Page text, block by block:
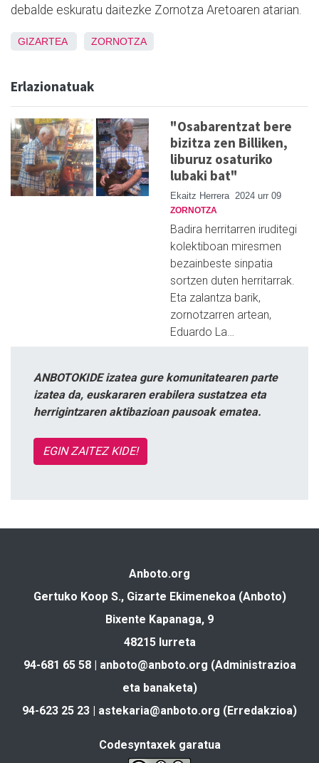
debalde eskuratu daitezke Zornotza Aretoaren atarian.
GIZARTEA ZORNOTZA
Erlazionatuak
"Osabarentzat bere
bizitza zen Billiken,
liburuz osaturiko
lubaki bat"
Ekaitz Herrera 2024 urr 09
ZORNOTZA
Badira herritarren iruditegi
kolektiboan miresmen
bezainbeste sinpatia
sortzen duten herritarrak.
Eta zalantza barik,
zornotzarren artean,
Eduardo La…
ANBOTOKIDE izatea gure komunitatearen parte
izatea da, euskararen erabilera sustatzea eta
herrigintzaren aktibazioan pausoak ematea.
EGIN ZAITEZ KIDE!
Anboto.org
Gertuko Koop S., Gizarte Ekimenekoa (Anboto)
Bixente Kapanaga, 9
48215 Iurreta
94-681 65 58 | anboto@anboto.org (Administrazioa
eta banaketa)
94-623 25 23 | astekaria@anboto.org (Erredakzioa)
Codesyntaxek garatua